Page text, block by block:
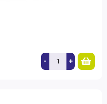
- +